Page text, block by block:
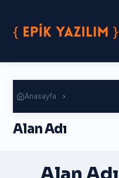
Anasayfa
Alan Adı